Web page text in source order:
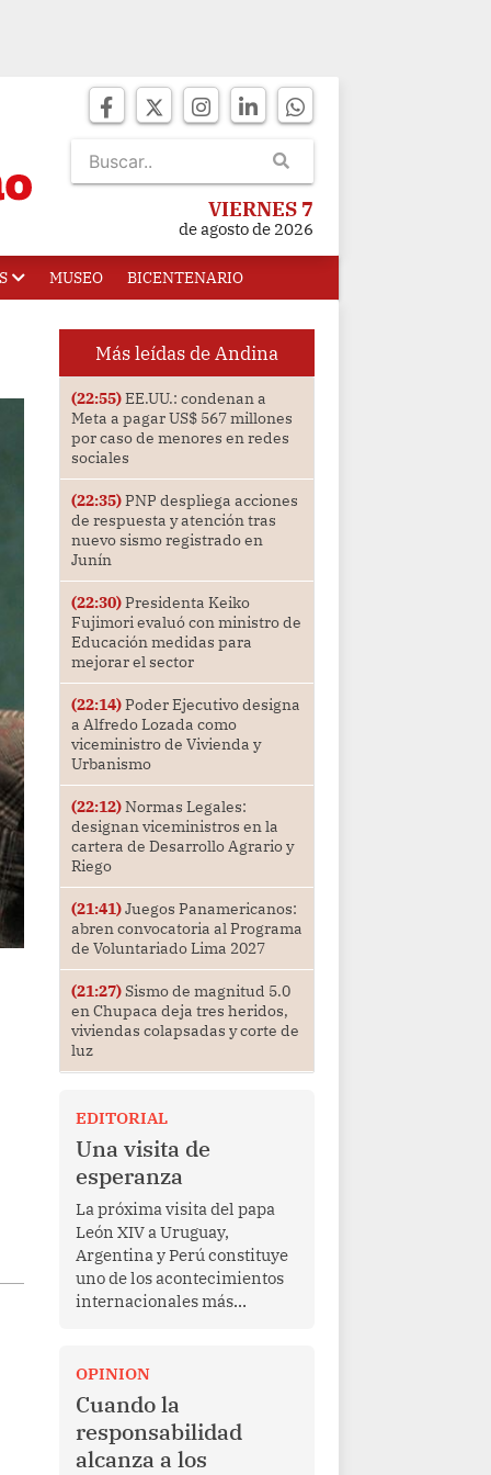
VIERNES 7
de agosto de 2026
MUSEO BICENTENARIO
Más leídas de Andina
(22:55)EE.UU.: condenan a
Meta a pagar US$ 567 millones
por caso de menores en redes
sociales
(22:35)PNP despliega acciones
de respuesta y atención tras
nuevo sismo registrado en
Junín
(22:30)Presidenta Keiko
Fujimori evaluó con ministro de
Educación medidas para
mejorar el sector
(22:14)Poder Ejecutivo designa
a Alfredo Lozada como
viceministro de Vivienda y
Urbanismo
(22:12)Normas Legales:
designan viceministros en la
cartera de Desarrollo Agrario y
Riego
(21:41)Juegos Panamericanos:
abren convocatoria al Programa
de Voluntariado Lima 2027
(21:27)Sismo de magnitud 5.0
en Chupaca deja tres heridos,
viviendas colapsadas y corte de
luz
EDITORIAL
Una visita de
esperanza
La próxima visita del papa
León XIV a Uruguay,
Argentina y Perú constituye
uno de los acontecimientos
internacionales más
Más allá de su dimensión
religiosa, esta gira
representa una oportunidad
para reafirmar el valor del
diálogo, fortalecer los
OPINION
Cuando la
responsabilidad
alcanza a los